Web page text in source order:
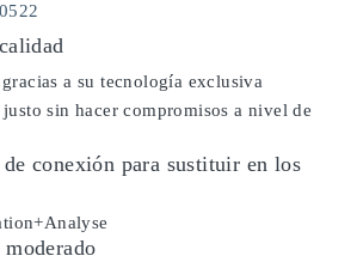
a su tecnología exclusiva
sin hacer compromisos a nivel de
conexión para sustituir en los